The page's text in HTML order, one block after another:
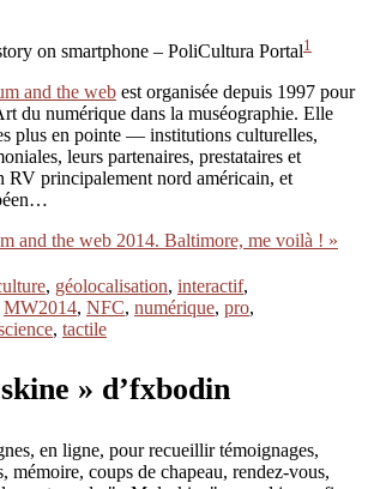
on smartphone – PoliCultura Portal1
and the web est organisée depuis 1997 pour
du numérique dans la muséographie. Elle
plus en pointe — institutions culturelles,
leurs partenaires, prestataires et
RV principalement nord américain, et
and the web 2014. Baltimore, me voilà ! »
, géolocalisation, interactif,
MW2014, NFC, numérique, pro,
, tactile
» d’fxbodin
en ligne, pour recueillir témoignages,
mémoire, coups de chapeau, rendez-vous,